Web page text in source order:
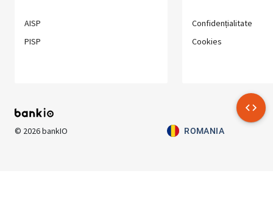
AISP
PISP
Confidențialitate
Cookies
© 2026bankIO ROMANIA